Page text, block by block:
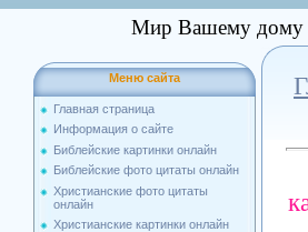
Мир Вашему дому
Меню сайта
Главная страница
Информация о сайте
Библейские картинки онлайн
Библейские фото цитаты онлайн
Христианские фото цитаты
онлайн
Христианские картинки онлайн